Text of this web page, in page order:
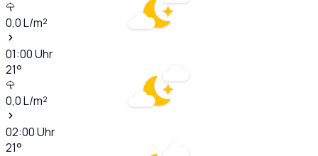
0,0L/m²
01:00Uhr
21°
0,0L/m²
02:00Uhr
21°